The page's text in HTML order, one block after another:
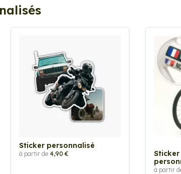
Sticker personnalisé
à partir de 4,90 €
Sticker
à partir